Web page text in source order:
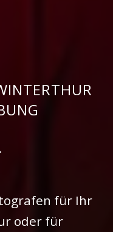
für Ihr
oder für